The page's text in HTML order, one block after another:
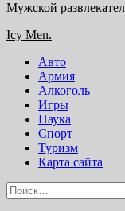
Мужской
Основное
Icy Men.
Авто
Армия
Алкоголь
Игры
Наука
Спорт
Туризм
Карта сайта
Найти: